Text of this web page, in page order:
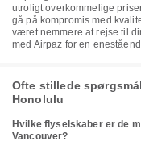
utroligt overkommelige
gå på kompromis med
været nemmere at rejse til
med Airpaz for en
Ofte stillede
Honolulu
Hvilke flyselskaber er de
Vancouver?